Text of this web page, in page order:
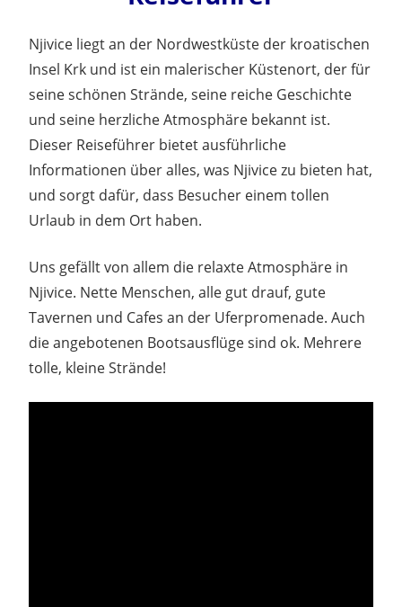
Njivice liegt an der Nordwestküste der kroatischen
Insel Krk und ist ein malerischer Küstenort, der für
seine schönen Strände, seine reiche Geschichte
und seine herzliche Atmosphäre bekannt ist.
Dieser Reiseführer bietet ausführliche
Informationen über alles, was Njivice zu bieten hat,
und sorgt dafür, dass Besucher einem tollen
Urlaub in dem Ort haben.
Uns gefällt von allem die relaxte Atmosphäre in
Njivice. Nette Menschen, alle gut drauf, gute
Tavernen und Cafes an der Uferpromenade. Auch
die angebotenen Bootsausflüge sind ok. Mehrere
tolle, kleine Strände!